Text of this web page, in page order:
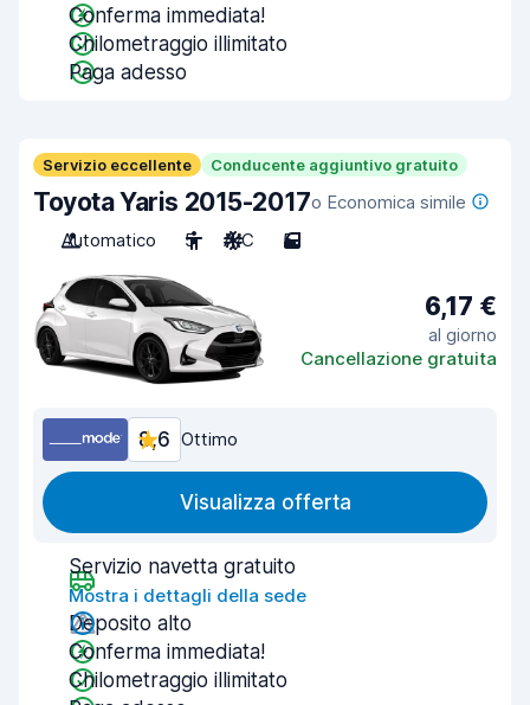
Conferma immediata!
Chilometraggio illimitato
Paga adesso
Servizio eccellente Conducente aggiuntivo gratuito
Toyota Yaris 2015-2017o Economica simile
Automatico
5 A/C 5
6,17 €
al giorno
Cancellazione gratuita
8,6 Ottimo
Visualizza offerta
Servizio navetta gratuito
Mostra i dettagli della sede
Deposito alto
Conferma immediata!
Chilometraggio illimitato